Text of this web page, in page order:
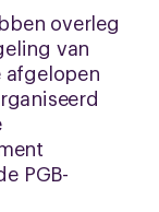
overleg
van
afgelopen
PGB-